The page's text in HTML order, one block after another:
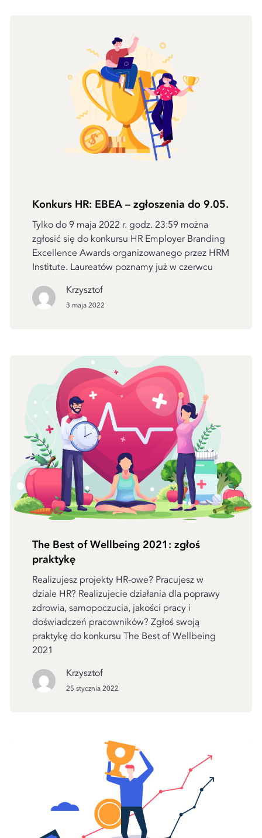
Konkurs HR: EBEA – zgłoszenia do 9.05.
Tylko do 9 maja 2022 r. godz. 23:59 można
zgłosić się do konkursu HR Employer Branding
Excellence Awards organizowanego przez HRM
Institute. Laureatów poznamy już w czerwcu
Krzysztof
3 maja 2022
The Best of Wellbeing 2021: zgłoś
praktykę
Realizujesz projekty HR-owe? Pracujesz w
dziale HR? Realizujecie działania dla poprawy
zdrowia, samopoczucia, jakości pracy i
doświadczeń pracowników? Zgłoś swoją
praktykę do konkursu The Best of Wellbeing
2021
Krzysztof
25 stycznia 2022